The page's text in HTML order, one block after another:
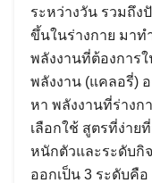
ระหว่างวัน รวมถึง
ขึ้นในร่างกาย มาท
พลังงานที่ต้องการ
พลังงาน (แคลอรี่)
หา พลังงานที่ร่างก
เลือกใช้ สูตรที่ง่า
หนักตัวและระดับกิ
ออกเป็น 3 ระดับคื